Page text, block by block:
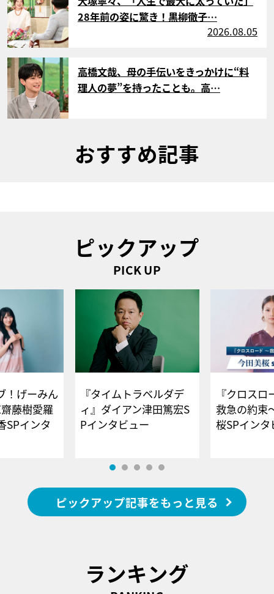
28年前の姿に驚き！黒柳徹子…
2026.08.05
サムネイル
高橋文哉、母の手伝いをきっかけに“料
理人の夢”を持ったことも。高…
おすすめ記事
ピックアップ
PICK UP
！げーみん
藤樹愛羅
SPインタ
『タイムトラベルダデ
ィ』ダイアン津田篤宏S
Pインタビュー
『クロス
救急の約束
桜SPイ
ピックアップ記事をもっと見る
ランキング